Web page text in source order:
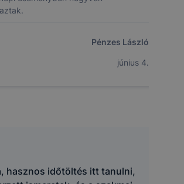
Pénzes László
június 4.
hasznos időtöltés itt tanulni,